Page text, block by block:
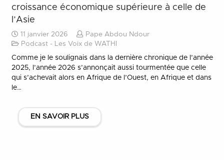
croissance économique supérieure à celle de
l’Asie
11 janvier 2026
Pape Abdou Ndour
Podcast - Les Voix de WATHI
Comme je le soulignais dans la dernière chronique de l’année
2025, l’année 2026 s’annonçait aussi tourmentée que celle
qui s’achevait alors en Afrique de l’Ouest, en Afrique et dans
le…
EN SAVOIR PLUS